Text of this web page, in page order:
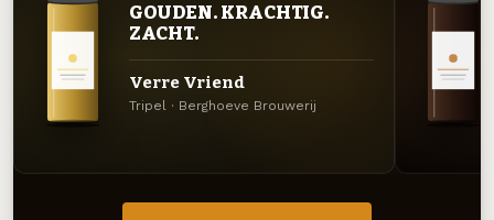
GOUDEN. KRACHTIG.
ZACHT.
Verre Vriend
Tripel · Berghoeve Brouwerij